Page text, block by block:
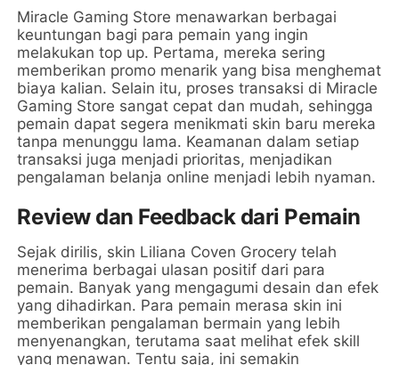
Miracle Gaming Store menawarkan berbagai
keuntungan bagi para pemain yang ingin
melakukan top up. Pertama, mereka sering
memberikan promo menarik yang bisa menghemat
biaya kalian. Selain itu, proses transaksi di Miracle
Gaming Store sangat cepat dan mudah, sehingga
pemain dapat segera menikmati skin baru mereka
tanpa menunggu lama. Keamanan dalam setiap
transaksi juga menjadi prioritas, menjadikan
pengalaman belanja online menjadi lebih nyaman.
Review dan Feedback dari Pemain
Sejak dirilis, skin Liliana Coven Grocery telah
menerima berbagai ulasan positif dari para
pemain. Banyak yang mengagumi desain dan efek
yang dihadirkan. Para pemain merasa skin ini
memberikan pengalaman bermain yang lebih
menyenangkan, terutama saat melihat efek skill
yang menawan. Tentu saja, ini semakin